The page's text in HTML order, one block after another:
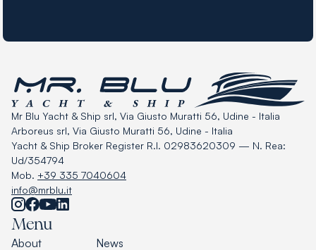
Mr Blu Yacht & Ship srl, Via Giusto Muratti 56, Udine - Italia
Arboreus srl, Via Giusto Muratti 56, Udine - Italia
Yacht & Ship Broker Register R.I. 02983620309 — N. Rea:
Ud/354794
Mob. +39 335 7040604
info@mrblu.it
Menu
About News